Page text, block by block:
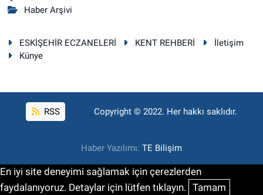
Haber Arşivi
ESKİŞEHİR ECZANELERİ KENT REHBERİ
İletişim
Künye
RSS Copyright © 2022. Her hakkı saklıdır.
Haber Yazılımı: TE Bilişim
En iyi site deneyimi sağlamak için çerezlerden
faydalanıyoruz. Detaylar için lütfen tıklayın. Tamam